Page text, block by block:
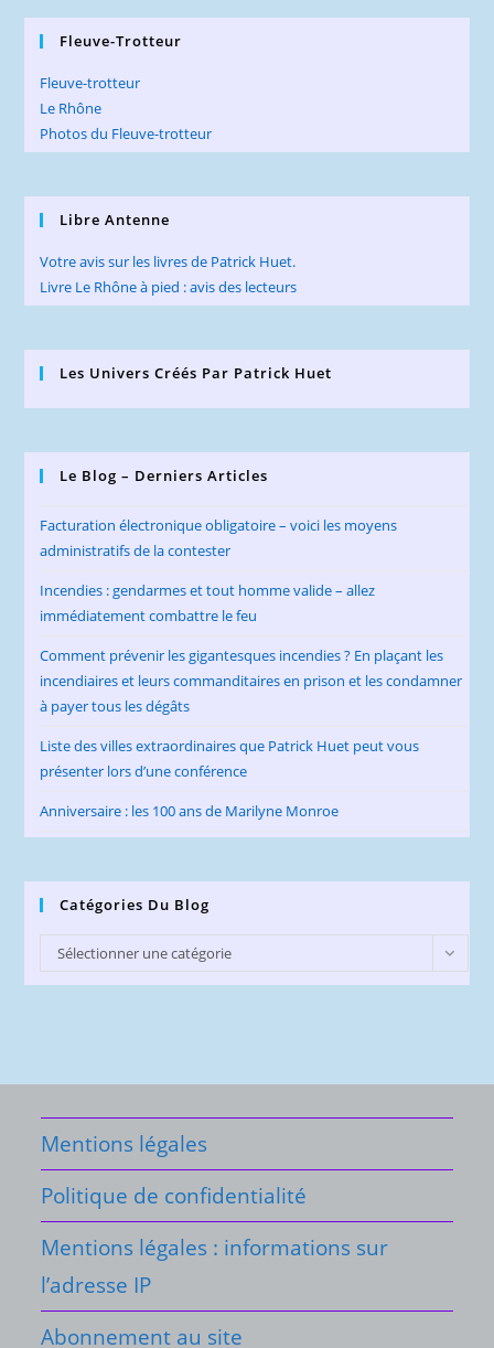
Fleuve-Trotteur
Fleuve-trotteur
Le Rhône
Photos du Fleuve-trotteur
Libre Antenne
Votre avis sur les livres de Patrick Huet.
Livre Le Rhône à pied : avis des lecteurs
Les Univers Créés Par Patrick Huet
Le Blog – Derniers Articles
Facturation électronique obligatoire – voici les moyens
administratifs de la contester
Incendies : gendarmes et tout homme valide – allez
immédiatement combattre le feu
Comment prévenir les gigantesques incendies ? En plaçant les
incendiaires et leurs commanditaires en prison et les condamner
à payer tous les dégâts
Liste des villes extraordinaires que Patrick Huet peut vous
présenter lors d’une conférence
Anniversaire : les 100 ans de Marilyne Monroe
Catégories Du Blog
Catégories
du
Sélectionner une catégorie
Mentions légales
Politique de confidentialité
Mentions légales : informations sur
l’adresse IP
Abonnement au site